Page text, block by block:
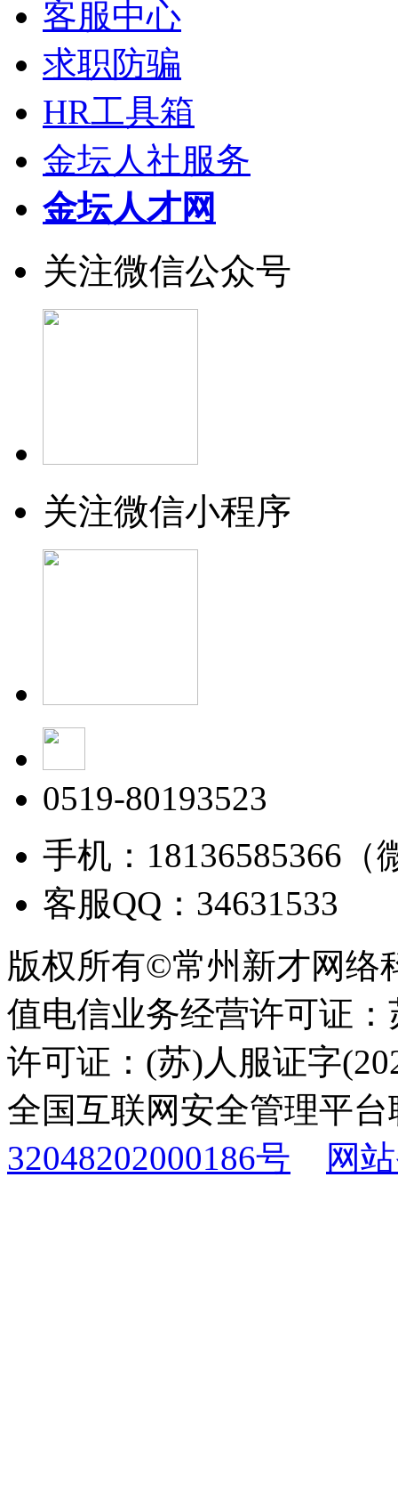
客服中心
求职防骗
HR工具箱
金坛人社服务
金坛人才网
关注微信公众号
关注微信小程序
0519-80193523
手机：18136585366（
客服QQ：34631533
版权所有©常州新才网络
值电信业务经营许可证
许可证：(苏)人服证字
全国互联网安全管理平
32048202000186号
网